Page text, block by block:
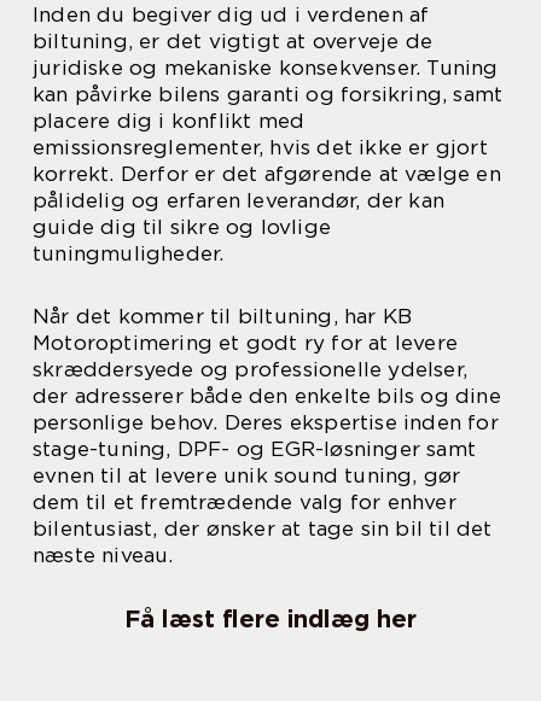
Inden du begiver dig ud i verdenen af
biltuning, er det vigtigt at overveje de
juridiske og mekaniske konsekvenser. Tuning
kan påvirke bilens garanti og forsikring, samt
placere dig i konflikt med
emissionsreglementer, hvis det ikke er gjort
korrekt. Derfor er det afgørende at vælge en
pålidelig og erfaren leverandør, der kan
guide dig til sikre og lovlige
tuningmuligheder.
Når det kommer til biltuning, har KB
Motoroptimering et godt ry for at levere
skræddersyede og professionelle ydelser,
der adresserer både den enkelte bils og dine
personlige behov. Deres ekspertise inden for
stage-tuning, DPF- og EGR-løsninger samt
evnen til at levere unik sound tuning, gør
dem til et fremtrædende valg for enhver
bilentusiast, der ønsker at tage sin bil til det
næste niveau.
Få læst flere indlæg her